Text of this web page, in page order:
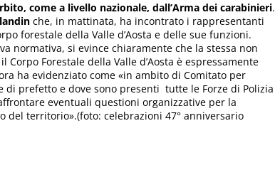
come a livello nazionale, dall’Arma dei carabinieri.
che, in mattinata, ha incontrato i rappresentanti
forestale della Valle d’Aosta e delle sue funzioni.
normativa, si evince chiaramente che la stessa non
Forestale della Valle d’Aosta è espressamente
ha evidenziato come «in ambito di Comitato per
di prefetto e dove sono presenti tutte le Forze di Polizia
eventuali questioni organizzative per la
territorio».(foto: celebrazioni 47° anniversario